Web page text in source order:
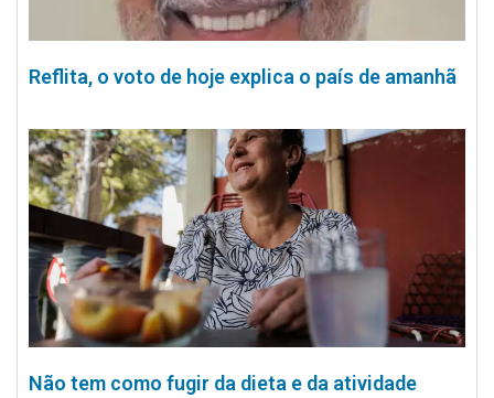
Reflita, o voto de hoje explica o país de amanhã
Não tem como fugir da dieta e da atividade